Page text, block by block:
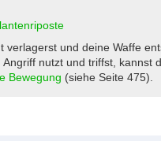
verlagerst und deine Waffe
nutzt und triffst,
Bewegung (siehe Seite 475).